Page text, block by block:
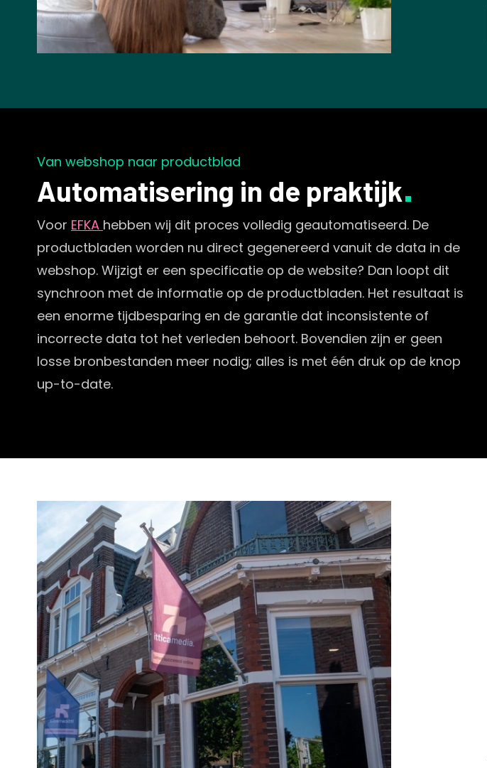
Van webshop naar productblad
Automatisering in de praktijk
Voor EFKA hebben wij dit proces volledig geautomatiseerd. De
productbladen worden nu direct gegenereerd vanuit de data in de
webshop. Wijzigt er een specificatie op de website? Dan loopt dit
synchroon met de informatie op de productbladen. Het resultaat is
een enorme tijdbesparing en de garantie dat inconsistente of
incorrecte data tot het verleden behoort. Bovendien zijn er geen
losse bronbestanden meer nodig; alles is met één druk op de knop
up-to-date.